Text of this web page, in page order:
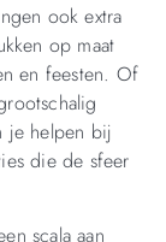
ook extra
op maat
en feesten. Of
je helpen bij
die de sfeer
scala aan